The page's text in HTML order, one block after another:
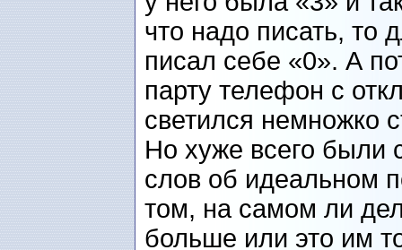
что надо писать, то
писал себе «0». А
парту телефон с
светился немножко
Но хуже всего были
слов об идеальном
том, на самом ли
больше или это им